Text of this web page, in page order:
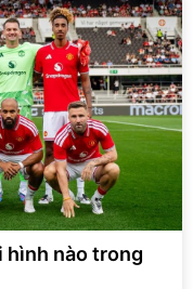
hình nào trong